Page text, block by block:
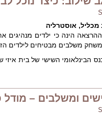
מכליל, אוסטרליה
הינה כי ילדים מנהיגים
משלבים מבטיחים לילדים
הבינלאומי השישי של בית
ומשלבים –